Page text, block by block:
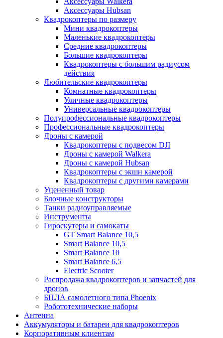
Аксессуары Hubsan
Квадрокоптеры по размеру
Мини квадрокоптеры
Маленькие квадрокоптеры
Средние квадрокоптеры
Большие квадрокоптеры
Квадрокоптеры с большим радиусом
действия
Любительские квадрокоптеры
Комнатные квадрокоптеры
Уличные квадрокоптеры
Универсальные квадрокоптеры
Полупрофессиональные квадрокоптеры
Профессиональные квадрокоптеры
Дроны с камерой
Квадрокоптеры с подвесом DJI
Дроны с камерой Walkera
Дроны с камерой Hubsan
Квадрокоптеры с экшн камерой
Квадрокоптеры с другими камерами
Уцененный товар
Блочные конструкторы
Танки радиоуправляемые
Инструменты
Гироскутеры и самокаты
GT Smart Balance 10,5
Smart Balance 10,5
Smart Balance 10
Smart Balance 6,5
Electric Scooter
Распродажа квадрокоптеров и запчастей для
дронов
БПЛА самолетного типа Phoenix
Робототехнические наборы
Антенна
Аккумуляторы и батареи для квадрокоптеров
Корпоративным клиентам